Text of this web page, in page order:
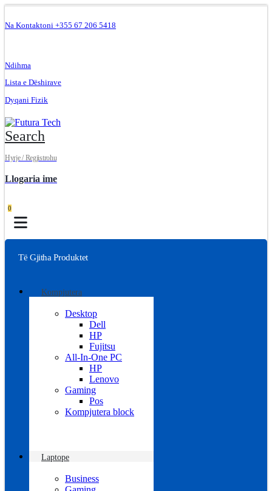
Na Kontaktoni +355 67 206 5418
Ndihma
Lista e Dëshirave
Dyqani Fizik
Search
Hyrje / Regjistrohu
Llogaria ime
0
Të Gjitha Produktet
Kompjutera
Desktop
Dell
HP
Fujitsu
All-In-One PC
HP
Lenovo
Gaming
Pos
Kompjutera block
Laptope
Business